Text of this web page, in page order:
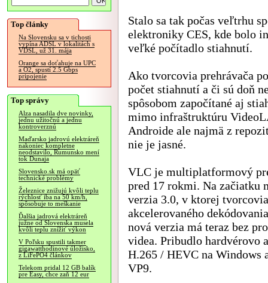
Top články
Na Slovensku sa v tichosti
vypína ADSL v lokalitách s
VDSL, už 31. mája
Orange sa doťahuje na UPC
a O2, spustí 2.5 Gbps
pripojenie
Top správy
Alza nasadila dve novinky,
jednu užitočnú a jednu
kontroverznú
Maďarsko jadrovú elektráreň
nakoniec kompletne
neodstavilo, Rumunsko mení
tok Dunaja
Slovensko.sk má opäť
technické problémy
Železnice znižujú kvôli teplu
rýchlosť iba na 50 km/h,
spôsobuje to meškanie
Ďalšia jadrová elektráreň
južne od Slovenska musela
kvôli teplu znížiť výkon
V Poľsku spustili takmer
gigawatthodinové úložisko,
z LiFePO4 článkov
Telekom pridal 12 GB balík
pre Easy, chce zaň 12 eur
Stalo sa tak počas veľtrhu
elektroniky CES, kde bolo
veľké počítadlo stiahnutí.
Ako tvorcovia prehrávača
počet stiahnutí a či sú doň
spôsobom započítané aj
mimo infraštruktúru
Androide ale najmä z
nie je jasné.
VLC je multiplatformový
pred 17 rokmi. Na začiatku
verzia 3.0, v ktorej
akcelerovaného
nová verzia má teraz bez
videa. Pribudlo hardvérovo
H.265 / HEVC na Windows
VP9.